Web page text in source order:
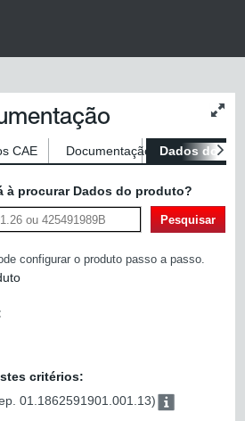
do
CAE Documentação Dados do
à procurar Dados do produto?
Pesquisar
configurar o produto passo a passo.
critérios:
01.1862591901.001.13)